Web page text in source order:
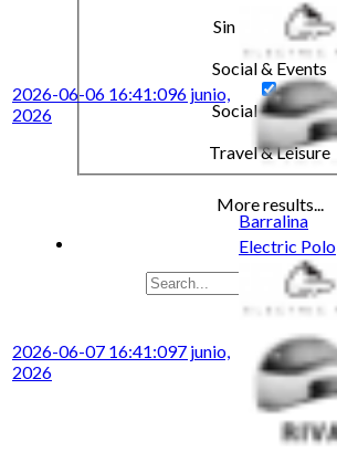
Sin categorizar
Social & Events
Social & Events
Travel & Leisure
More results...
2026-06-06 16:41:096 junio,
2026
Barralina
2026-06-07 16:41:097 junio,
2026
Electric Polo